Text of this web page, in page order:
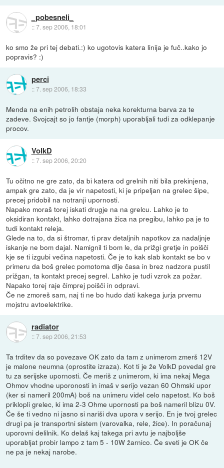
_pobesneli_
::7. sep 2006, 18:01
ko smo že pri tej debati.:) ko ugotovis katera linija je fuč..kako jo
popravis? :)
perci
::7. sep 2006, 18:33
Menda na enih petrolih obstaja neka korekturna barva za te
zadeve. Svojcajt so jo fantje (morph) uporabljali tudi za odklepanje
procov.
VolkD
::7. sep 2006, 20:20
Tu očitno ne gre zato, da bi katera od grelnih niti bila prekinjena,
ampak gre zato, da je vir napetosti, ki je pripeljan na grelec šipe,
precej pridobil na notranji upornosti.
Napako moraš torej iskati drugje na na grelcu. Lahko je to
oksidiran kontakt, lahko dotrajana žica na pregibu, lahko pa je to
tudi kontakt releja.
Glede na to, da si štromar, ti prav detaljnih napotkov za nadaljnje
iskanje ne bom dajal. Namignil ti bom le, da prižgi gretje in poišči
kje se ti izgubi večina napetosti. Če je to kak slab kontakt se bo v
primeru da boš grelec pomotoma dlje časa in brez nadzora pustil
prižgan, ta kontakt precej segrel. Lahko je tudi vzrok za požar.
Napako torej raje čimprej poišči in odpravi.
Če ne zmoreš sam, naj ti ne bo hudo dati kakega jurja prvemu
mojstru avtoelektrike.
radiator
::7. sep 2006, 21:53
Ta trditev da so povezave OK zato da tam z unimerom zmerš 12V
je malone neumna (oprostite izraza). Kot ti je že VolkD povedal gre
tu za serijske upornosti. Če meriš z unimerom, ki ima nekaj Mega
Ohmov vhodne uporonosti in imaš v serijo vezan 60 Ohmski upor
(ker si nameril 200mA) boš na unimeru videl celo napetost. Ko boš
priklopli grelec, ki ima 2-3 Ohme upornosti pa boš nameril blizu 0V.
Če še ti vedno ni jasno si nariši dva upora v serijo. En je tvoj grelec
drugi pa je transportni sistem (varovalka, rele, žice). In poračunaj
uporovni delilnik. Ko delaš kaj takega pri avtu je najboljše
uporabljat probir lampo z tam 5 - 10W žarnico. Če sveti je OK če
ne pa je nekaj narobe.